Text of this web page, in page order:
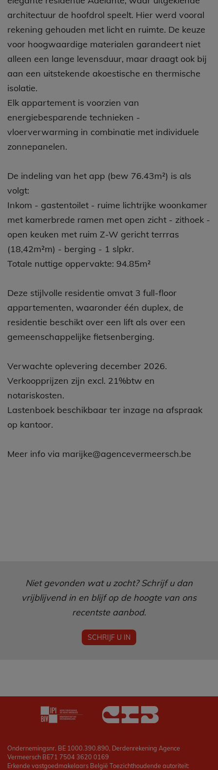
Gelegen nabij de groenzones van Oostende als
op wandelafstand van zee bevindt zich deze
elegante residentie Adelante, waar uitgekiende
architectuur de hoofdrol speelt. Hier werd vooral
rekening gehouden met licht en ruimte. De keuze
voor hoogwaardige materialen garandeert niet
alleen een lange levensduur, maar draagt ook bij
aan een uitstekende akoestische en thermische
isolatie.
Elk appartement is voorzien van
vloerverwarming in combinatie met individuele
zonnepanelen.
De indeling van het app (bew 76.43m²) is als
Inkom - gastentoilet - ruime lichtrijke woonkamer
met kamerbrede ramen met open zicht - zithoek -
(18,42m²m) - berging - 1 slpkr.
Totale nuttige oppervakte: 94.85m²
Deze stijlvolle residentie omvat 3 full-floor
residentie beschikt over een lift als over een
gemeenschappelijke fietsenberging.
Verwachte oplevering december 2026.
Verkoopprijzen zijn excl. 21%btw en
Lastenboek beschikbaar ter inzage na afspraak
vrijblijvend in en blijf op de hoogte van ons